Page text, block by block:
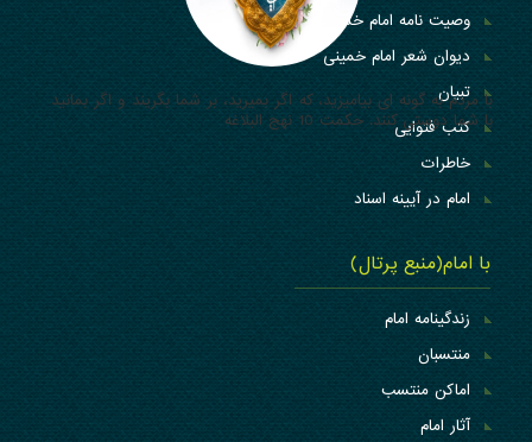
با مردم به گونه ای بیامیزید، که اگر بمیرید، بر شما بگریند و اگر بمانید
با شما دوستی کنند. حکمت 10 نهج البلاغه
وصیت نامه امام خمینی
دیوان شعر امام خمینی
تبیان
کتب فتوایی
خاطرات
امام در آیینه اسناد
با امام(منبع پرتال)
زندگینامه امام
منتسبان
اماکن منتسب
آثار امام